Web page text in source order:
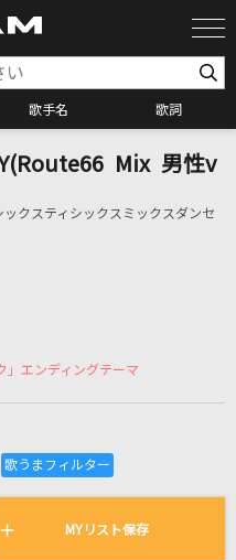
歌手名 歌詞
検索
ている曲の一覧
, さくらみこ , 星街すいせい ,
Mix 男性v
クスティシックスミックスダンセ
」エンディングテーマ
MYリスト保存